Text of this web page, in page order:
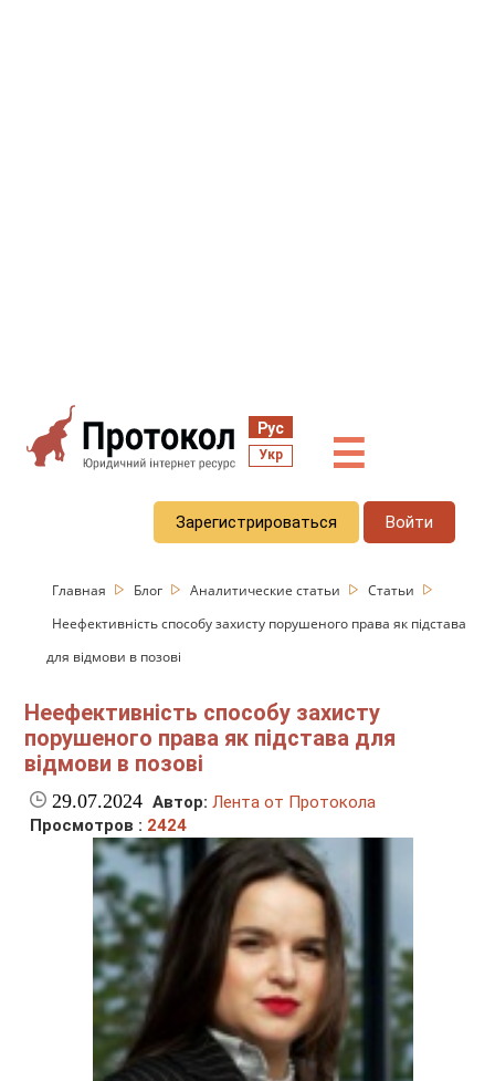
Рус
Укр ☰
Зарегистрироваться Войти
Главная Блог Аналитические статьи
Статьи
Неефективність способу захисту порушеного права як підстава
для відмови в позові
Неефективність способу захисту
порушеного права як підстава для
відмови в позові
29.07.2024 Автор: Лента от Протокола
Просмотров : 2424